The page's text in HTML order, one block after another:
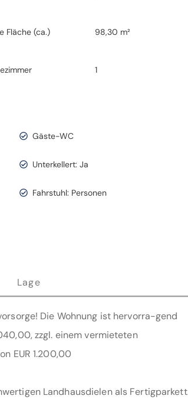
Fläche (ca.) 98,30 m²
1
Gäste-WC
Unterkellert: Ja
Fahrstuhl: Personen
Lage
Die Wohnung ist hervorra-gend
zzgl. einem vermieteten
EUR 1.200,00
Landhausdielen als Fertigparkett